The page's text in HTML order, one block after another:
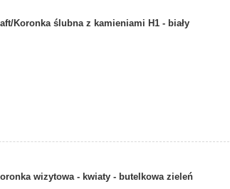
Koronka ślubna z kamieniami H1 - biały
wizytowa - kwiaty - butelkowa zieleń